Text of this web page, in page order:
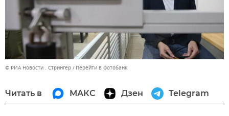
© РИА Новости . Стрингер Перейти в фотобанк
Читать в МАКС Дзен Telegram